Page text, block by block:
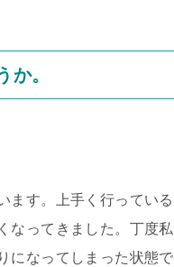
か。
ます。上手く行っている
なってきました。丁度私
になってしまった状態で